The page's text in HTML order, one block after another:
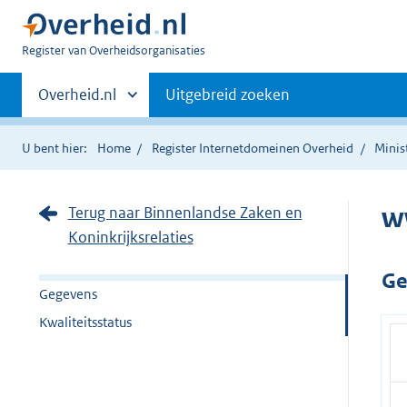
U
Register van Overheidsorganisaties
Primaire
navigatie
Andere
sites
binnen
Overheid.nl Uitgebreid zoeken
U bent hier: Home Register Internetdomeinen Overheid
Terug naar Binnenlandse Zaken en
Koninkrijksrelaties
Gegevens
Kwaliteitsstatus